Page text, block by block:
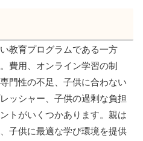
教育プログラムである一方
費用、オンライン学習の制
門性の不足、子供に合わない
ッシャー、子供の過剰な負担
トがいくつかあります。親は
子供に最適な学び環境を提供